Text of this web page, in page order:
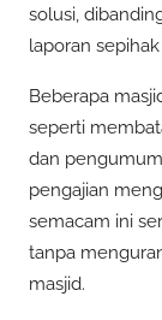
solusi,
laporan
Beberapa
seperti
dan
pengajian
semacam ini
tanpa
masjid.